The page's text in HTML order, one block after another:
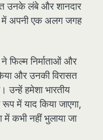
उनके लंबे और शानदार
में अपनी एक अलग जगह
निर्माताओं और
और उनकी विरासत
उन्हें हमेशा भारतीय
में याद किया जाएगा,
में कभी नहीं भुलाया जा